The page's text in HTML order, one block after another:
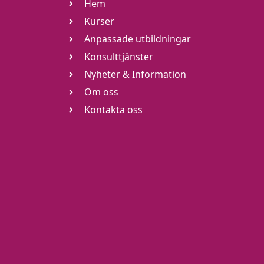
Hem
Kurser
Anpassade utbildningar
Konsulttjänster
Nyheter & Information
Om oss
Kontakta oss